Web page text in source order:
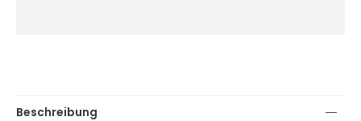
Beschreibung